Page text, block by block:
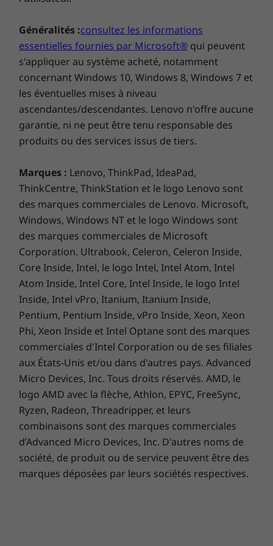
Ressentez la vitesse
Vous bénéficiez de toute la vitesse dont vous
avez besoin pour jouer à des jeux, regarder
des vidéos et bien plus encore grâce au
processeur octa-core personnalisé et ses
performances 38 plus rapides4. En outre, les 4
Go de RAM vous permettront de faire
facilement plusieurs choses à la fois.
Corps
Plastique
Ports
Port USB Type-C (USB 2.0)
Protection contre les éclaboussures
Revêtement résistant aux éclaboussures conforme à la
norme IP529
Coloris
Gris graphite, Rose argile
Appareil photo
Appareil photo arrière
Capteur de 48 MP^1 (f/1.79, 0,8 μm), quatre en un avec
1,6 µm | Technologie Quad Pixel | PDAF
Appareil photo arrière
2 MP (f/2.4, 1,75 μm) | profondeur
Appareil photo arrière
2 MP (f/2.4, 1,75 μm) | macro
Appareil photo arrière
Flash LED simple
Appareil photo arrière, fonctions logicielles
Mode Portrait, Photo, Vidéo, Panorama,
Embellissement visage, HDR, Vision de nuit, Macro
Vision, Mode Pro, Zoom haute résolution^3,
intégration Google Lens™8
Généralités :consultez les informations
essentielles fournies par Microsoft® qui peuvent
s'appliquer au système acheté, notamment
concernant Windows 10, Windows 8, Windows 7 et
les éventuelles mises à niveau
ascendantes/descendantes. Lenovo n'offre aucune
garantie, ni ne peut être tenu responsable des
produits ou des services issus de tiers.
Marques : Lenovo, ThinkPad, IdeaPad,
ThinkCentre, ThinkStation et le logo Lenovo sont
des marques commerciales de Lenovo. Microsoft,
Windows, Windows NT et le logo Windows sont
des marques commerciales de Microsoft
Corporation. Ultrabook, Celeron, Celeron Inside,
Core Inside, Intel, le logo Intel, Intel Atom, Intel
Atom Inside, Intel Core, Intel Inside, le logo Intel
Inside, Intel vPro, Itanium, Itanium Inside,
Pentium, Pentium Inside, vPro Inside, Xeon, Xeon
Phi, Xeon Inside et Intel Optane sont des marques
commerciales d'Intel Corporation ou de ses filiales
aux États-Unis et/ou dans d'autres pays. Advanced
Micro Devices, Inc. Tous droits réservés. AMD, le
logo AMD avec la flèche, Athlon, EPYC, FreeSync,
Ryzen, Radeon, Threadripper, et leurs
combinaisons sont des marques commerciales
d’Advanced Micro Devices, Inc. D'autres noms de
société, de produit ou de service peuvent être des
marques déposées par leurs sociétés respectives.